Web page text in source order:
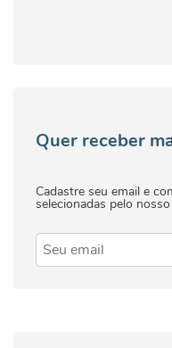
Quer receber
Cadastre seu email e
selecionadas pelo